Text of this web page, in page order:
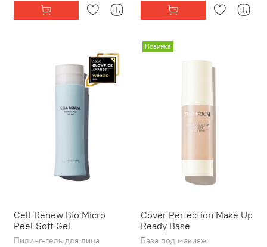
Cell Renew Bio Micro
Peel Soft Gel
Пилинг-гель для лица
Новинка
Cover Perfection Make Up
Ready Base
База под макияж